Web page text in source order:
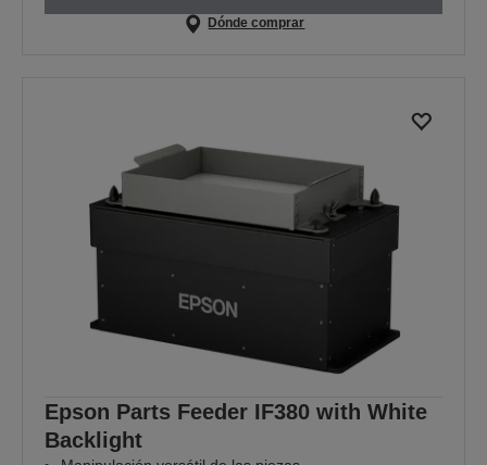
Dónde comprar
Epson Parts Feeder IF380 with White
Backlight